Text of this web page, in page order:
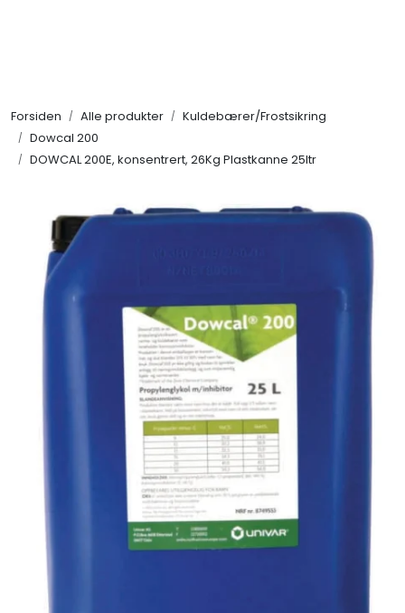
Forsiden Alle produkter
Kuldebærer/Frostsikring
Dowcal 200
DOWCAL 200E, konsentrert, 26Kg Plastkanne 25ltr
KAMPANJER
Søk om proffkundekonto
Reservedeler